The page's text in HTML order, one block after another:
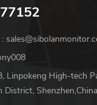
بريد الالكتروني :
Linpokeng High-tech
District, Shenzhen,China